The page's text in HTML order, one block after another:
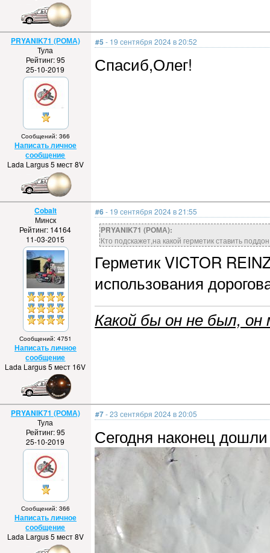
PRYANIK71 (РОМА)
Тула
Рейтинг: 95
25-10-2019
Сообщений: 366
Написать личное
сообщение
Lada Largus 5 мест 8V
#5 - 19 сентября 2024 в 20:52
Спасиб,Олег!
Cobalt
Минск
Рейтинг: 14164
11-03-2015
Сообщений: 4751
Написать личное
сообщение
Lada Largus 5 мест 16V
#6- 19 сентября 2024 в 21:55
PRYANIK71 (РОМА):
Кто подскажет,на какой герметик ставить
Герметик VICTOR
использования
Какой бы он не был, он
PRYANIK71 (РОМА)
Тула
Рейтинг: 95
25-10-2019
Сообщений: 366
Написать личное
сообщение
Lada Largus 5 мест 8V
#7- 23 сентября 2024 в 20:05
Сегодня наконец